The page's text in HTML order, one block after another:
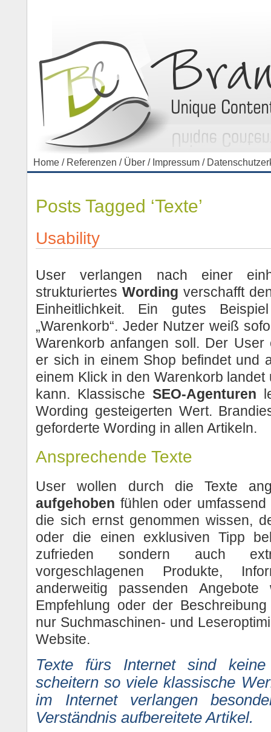
Home / Referenzen / Über / Impressum /
Posts Tagged ‘Texte’
Usability
User verlangen nach einer
strukturiertes Wording verschafft
Einheitlichkeit. Ein gutes
„Warenkorb“. Jeder Nutzer weiß
Warenkorb anfangen soll. Der User
er sich in einem Shop befindet und
einem Klick in den Warenkorb
kann. Klassische SEO-Agenturen
Wording gesteigerten Wert.
geforderte Wording in allen Artikeln.
Ansprechende Texte
User wollen durch die Texte
aufgehoben fühlen oder
die sich ernst genommen wissen,
oder die einen exklusiven Tipp
zufrieden sondern auch
vorgeschlagenen Produkte,
anderweitig passenden
Empfehlung oder der
nur Suchmaschinen- und
Website.
Texte fürs Internet sind
scheitern so viele klassische
im Internet verlangen
Verständnis aufbereitete Artikel.